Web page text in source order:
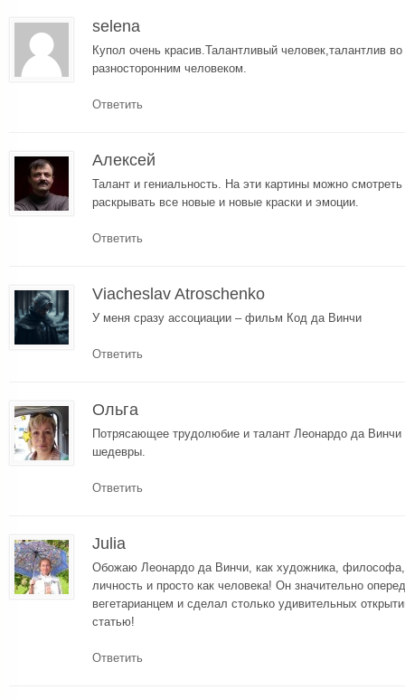
selena
Купол очень красив.Талантливый человек,талантлив
разносторонним человеком.
Ответить
Алексей
Талант и гениальность. На эти картины можно
раскрывать все новые и новые краски и эмоции.
Ответить
Viacheslav Atroschenko
У меня сразу ассоциации – фильм Код да Винчи
Ответить
Ольга
Потрясающее трудолюбие и талант Леонардо да Винчи
шедевры.
Ответить
Julia
Обожаю Леонардо да Винчи, как художника,
личность и просто как человека! Он значительно
вегетарианцем и сделал столько удивительных
статью!
Ответить